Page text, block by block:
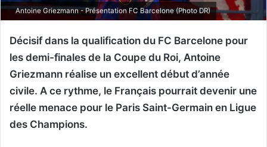
Antoine Griezmann - Présentation FC Barcelone (Photo DR)
Décisif dans la qualification du FC Barcelone pour
les demi-finales de la Coupe du Roi, Antoine
Griezmann réalise un excellent début d’année
civile. A ce rythme, le Français pourrait devenir une
réelle menace pour le Paris Saint-Germain en Ligue
des Champions.